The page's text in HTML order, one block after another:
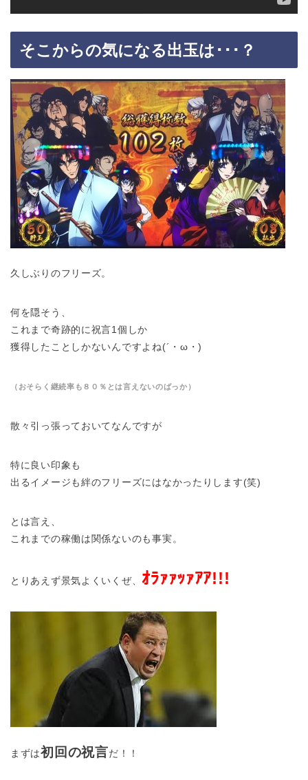
そこからの気になる出玉は･･･？
久しぶりのフリーズ。
何を隠そう、
これまで奇跡的に祝言1個しか
獲得したことしかないんですよね(´・ω・)
（おそらく継続率も８０％とは言えないのばっか）
散々引っ張っておいてなんですが
特に良い印象も
出るイメージも絆のフリーズにはなかったりします(笑)
とは言え、
これまでの稼働は関係ないのも事実。
とりあえず景気よくいくぜ、ｵﾗｧｧｯｧｱｱ!!!
まずは初回の祝言だ！！